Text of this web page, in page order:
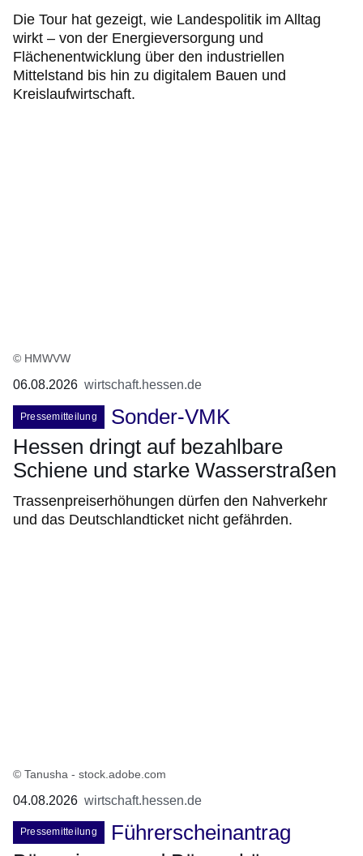
Die Tour hat gezeigt, wie Landespolitik im Alltag
wirkt – von der Energieversorgung und
Flächenentwicklung über den industriellen
Mittelstand bis hin zu digitalem Bauen und
Kreislaufwirtschaft.
© HMWVW
06.08.2026 wirtschaft.hessen.de
Pressemitteilung
Sonder-VMK
Hessen dringt auf bezahlbare
Schiene und starke Wasserstraßen
Trassenpreiserhöhungen dürfen den Nahverkehr
und das Deutschlandticket nicht gefährden.
© Tanusha - stock.adobe.com
04.08.2026 wirtschaft.hessen.de
Pressemitteilung
Führerscheinantrag